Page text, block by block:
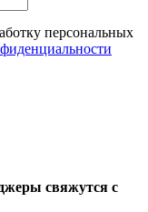
персональных
свяжутся с